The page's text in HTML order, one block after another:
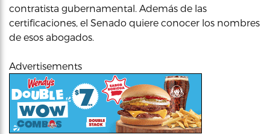
contratista gubernamental. Además de las
certificaciones, el Senado quiere conocer los nombres
de esos abogados.
Advertisements